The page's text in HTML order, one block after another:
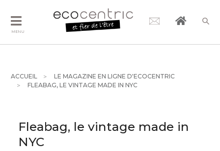
MENU
ACCUEIL
LE MAGAZINE EN LIGNE D'ECOCENTRIC
FLEABAG, LE VINTAGE MADE IN NYC
Fleabag, le vintage made in
NYC